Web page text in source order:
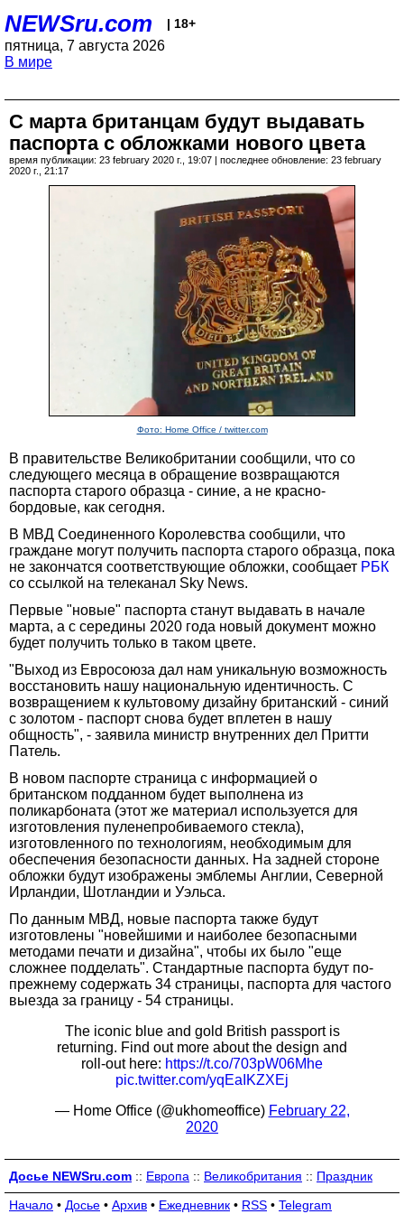
NEWSru.com | 18+
пятница, 7 августа 2026
В мире
С марта британцам будут выдавать
паспорта с обложками нового цвета
время публикации: 23 february 2020 г., 19:07 | последнее обновление: 23 february
2020 г., 21:17
Фото: Home Office / twitter.com
В правительстве Великобритании сообщили, что со
следующего месяца в обращение возвращаются
паспорта старого образца - синие, а не красно-
бордовые, как сегодня.
В МВД Соединенного Королевства сообщили, что
граждане могут получить паспорта старого образца, пока
не закончатся соответствующие обложки, сообщает РБК
со ссылкой на телеканал Sky News.
Первые "новые" паспорта станут выдавать в начале
марта, а с середины 2020 года новый документ можно
будет получить только в таком цвете.
"Выход из Евросоюза дал нам уникальную возможность
восстановить нашу национальную идентичность. С
возвращением к культовому дизайну британский - синий
с золотом - паспорт снова будет вплетен в нашу
общность", - заявила министр внутренних дел Притти
Патель.
В новом паспорте страница с информацией о
британском подданном будет выполнена из
поликарбоната (этот же материал используется для
изготовления пуленепробиваемого стекла),
изготовленного по технологиям, необходимым для
обеспечения безопасности данных. На задней стороне
обложки будут изображены эмблемы Англии, Северной
Ирландии, Шотландии и Уэльса.
По данным МВД, новые паспорта также будут
изготовлены "новейшими и наиболее безопасными
методами печати и дизайна", чтобы их было "еще
сложнее подделать". Стандартные паспорта будут по-
прежнему содержать 34 страницы, паспорта для частого
выезда за границу - 54 страницы.
The iconic blue and gold British passport is
returning. Find out more about the design and
roll-out here: https://t.co/703pW06Mhe
pic.twitter.com/yqEaIKZXEj
— Home Office (@ukhomeoffice) February 22,
2020
Досье NEWSru.com :: Европа :: Великобритания :: Праздник
Начало • Досье • Архив • Ежедневник • RSS • Telegram